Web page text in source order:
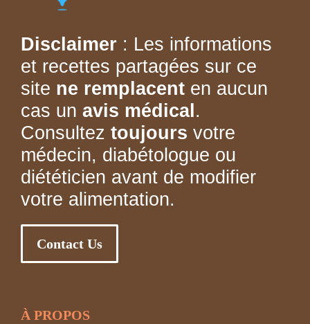
Disclaimer : Les informations
et recettes partagées sur ce
site ne remplacent en aucun
cas un avis médical .
Consultez toujours votre
médecin, diabétologue ou
diététicien avant de modifier
votre alimentation.
Contact Us
À PROPOS